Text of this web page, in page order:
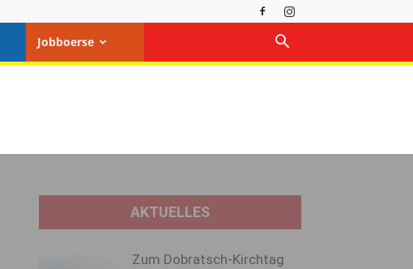
Jobboerse
AKTUELLES
Zum Dobratsch-Kirchtag